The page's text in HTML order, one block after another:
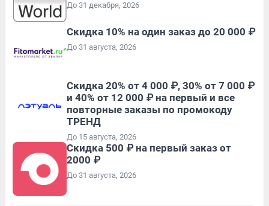
До 31 декабря, 2026
Скидка 10% на один заказ до 20 000 ₽
До 31 августа, 2026
Скидка 20% от 4 000 ₽, 30% от 7 000 ₽
и 40% от 12 000 ₽ на первый и все
повторные заказы по промокоду
ТРЕНД
До 15 августа, 2026
Скидка 500 ₽ на первый заказ от
2000 ₽
До 31 августа, 2026